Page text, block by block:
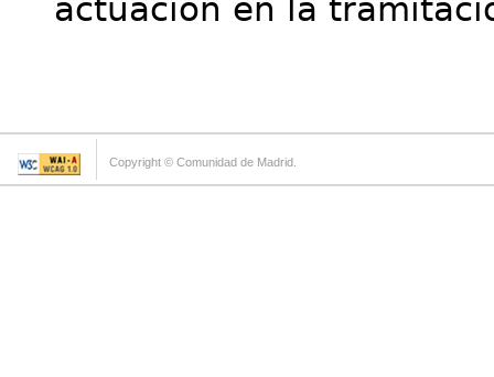
actuación en la
Copyright © Comunidad de Madrid.